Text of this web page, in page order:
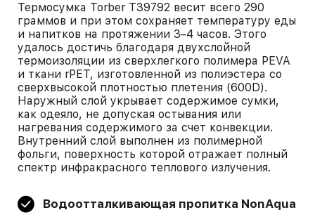
Термосумка Torber T39792 весит всего 290
граммов и при этом сохраняет температуру еды
и напитков на протяжении 3–4 часов. Этого
удалось достичь благодаря двухслойной
термоизоляции из сверхлегкого полимера PEVA
и ткани rPET, изготовленной из полиэстера со
сверхвысокой плотностью плетения (600D).
Наружный слой укрывает содержимое сумки,
как одеяло, не допуская остывания или
нагревания содержимого за счет конвекции.
Внутренний слой выполнен из полимерной
фольги, поверхность которой отражает полный
спектр инфракрасного теплового излучения.
Водоотталкивающая пропитка NonAqua